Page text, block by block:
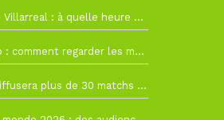
RC Lens – Villarreal : à quelle heure et sur quelle chaîne voir la finale de la Como Cup ?
Como Cup : comment regarder les matchs du RC Lens en direct ?
Ligue 1+ diffusera plus de 30 matchs amicaux avant la reprise de la Ligue 1